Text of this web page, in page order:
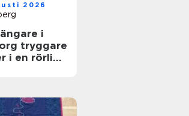
2026
i
i en rörlig